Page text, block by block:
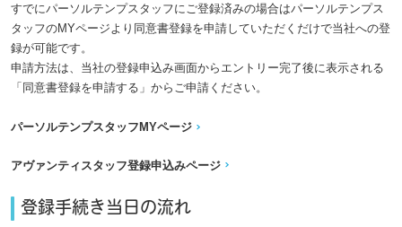
すでにパーソルテンプスタッフにご登録済みの場合はパーソルテンプス
タッフのMYページより同意書登録を申請していただくだけで当社への登
録が可能です。
申請方法は、当社の登録申込み画面からエントリー完了後に表示される
「同意書登録を申請する」からご申請ください。
パーソルテンプスタッフMYページ
アヴァンティスタッフ登録申込みページ
登録手続き当日の流れ